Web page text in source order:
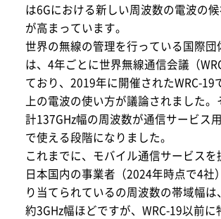
は6Gにおける新しい周波数の電波の
が高まっています。
世界の無線の管理を行っている国際団
は、4年ごとに世界無線通信会議（
ており、2019年に開催されたWRC-19
上の電波の使い方が議論されました
計137GHz幅の周波数が通信サービス
で使える段階になりました。
これまでに、モバイル通信サービスを
日本国内の事業者（2024年時点で4社
り当てられているの周波数の帯域幅は
約3GHz幅ほどですが、WRC-19以前に